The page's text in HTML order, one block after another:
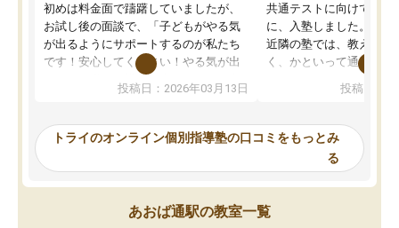
初めは料金面で躊躇していましたが、
お試し後の面談で、「子どもがやる気
が出るようにサポートするのが私たち
です！安心してください！やる気が出
ってくださり、確かに！と考えて、思
ったんですが、学生の先生から学ぶこ
み、徐々に成績が上がったらいいなと
思っていました。何が今足りないのか
を的確に指導いただき、子どももびっ
くりするほど楽しんでやる気を持って
投稿日：2026年03月13日
共通テストに向けての追
に、入塾しました。田舎
近隣の塾では、教えても
く、かといって通うには
可能なので本当に助か
らないところをピンポイ
頂いて、とてもわかり
していました。一生を
スト、多少お金がかかっ
思い切って入塾してよか
投稿日：
トライのオンライン個別指導塾の口コミをもっとみ
る
あおば通駅の教室一覧